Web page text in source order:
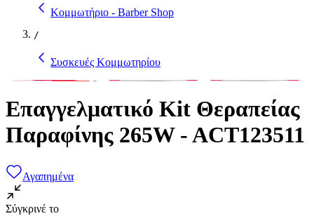
Κομμωτήριο - Barber Shop
/
Συσκευές Κομμωτηρίου
Επαγγελματικό Kit Θεραπείας
Παραφίνης 265W - ACT123511
Αγαπημένα
Σύγκρινέ το